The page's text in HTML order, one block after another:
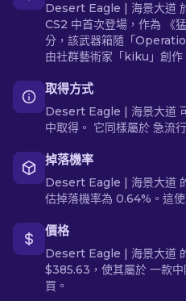
Desert Eagle | 海景大道
CS2 中首次登場，作為 《
分，該武器箱隨「
由社群藝術家「kiku」創作
取得方式
Desert Eagle | 海景大道
中取得。 它同樣屬於 急流
掉落機率
Desert Eagle | 海景大道
估掉落機率為 0.64%。這
價格
Desert Eagle | 海景大道
$385.63，使其屬於 一款
買。